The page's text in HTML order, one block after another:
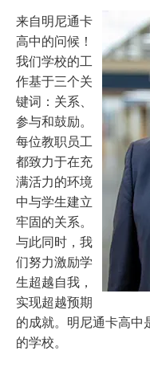
来自明尼通卡
高中的问候！
我们学校的工
作基于三个关
键词：关系、
参与和鼓励。
每位教职员工
都致力于在充
满活力的环境
中与学生建立
牢固的关系。
与此同时，我
们努力激励学
生超越自我，
实现超越预期
的成就。明尼通卡高中
的学校。